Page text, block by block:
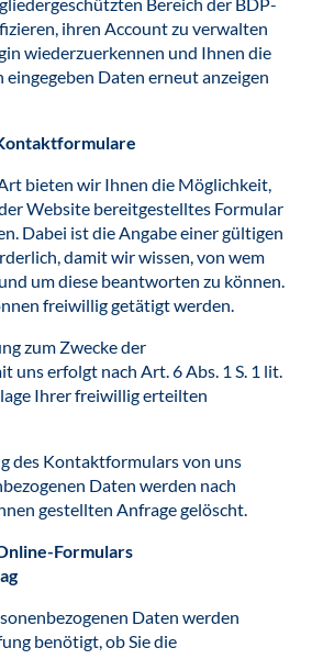
ihren Account zu verwalten
wiederzuerkennen und Ihnen die
Daten erneut anzeigen
bieten wir Ihnen die Möglichkeit,
Website bereitgestelltes Formular
Dabei ist die Angabe einer gültigen
damit wir wissen, von wem
um diese beantworten zu können.
freiwillig getätigt werden.
zum Zwecke der
uns erfolgt nach Art. 6 Abs. 1 S. 1 lit.
Ihrer freiwillig erteilten
des Kontaktformulars von uns
Daten werden nach
gestellten Anfrage gelöscht.
Formulars
Daten werden
benötigt, ob Sie die